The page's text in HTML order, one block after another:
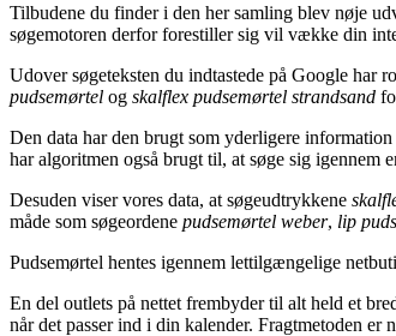
Tilbudene du finder i den her samling blev nøje
søgemotoren derfor forestiller sig vil vække din
Udover søgeteksten du indtastede på Google har
pudsemørtel og skalflex pudsemørtel strandsand
Den data har den brugt som yderligere
har algoritmen også brugt til, at søge sig igennem
Desuden viser vores data, at søgeudtrykkene
måde som søgeordene pudsemørtel weber, lip
Pudsemørtel hentes igennem lettilgængelige
En del outlets på nettet frembyder til alt held et
når det passer ind i din kalender. Fragtmetoden